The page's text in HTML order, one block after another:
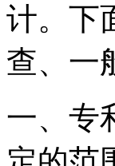
计。下
查、一
一、专